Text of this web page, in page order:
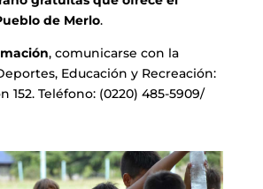
de Merlo.
, comunicarse con la
Educación y Recreación:
152. Teléfono: (0220) 485-5909/